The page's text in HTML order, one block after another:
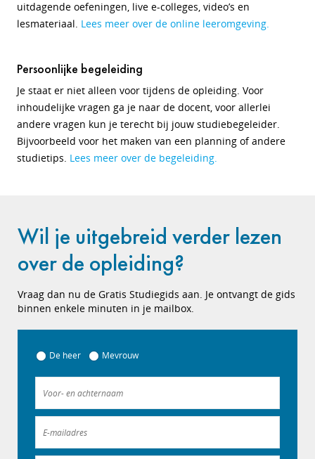
uitdagende oefeningen, live e-colleges, video’s en
lesmateriaal. Lees meer over de online leeromgeving.
Persoonlijke begeleiding
Je staat er niet alleen voor tijdens de opleiding. Voor
inhoudelijke vragen ga je naar de docent, voor allerlei
andere vragen kun je terecht bij jouw studiebegeleider.
Bijvoorbeeld voor het maken van een planning of andere
studietips. Lees meer over de begeleiding.
Wil je uitgebreid verder lezen
over de opleiding?
Vraag dan nu de Gratis Studiegids aan. Je ontvangt de gids
binnen enkele minuten in je mailbox.
De heer Mevrouw